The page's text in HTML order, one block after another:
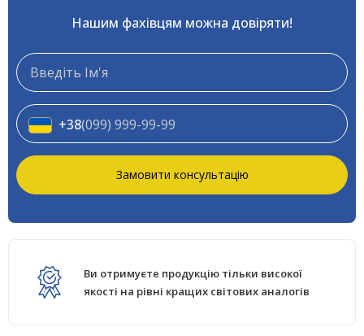
Нашим фахівцям можна довіряти!
+38(099) 999-99-99
Замовити консультацію
Ви отримуєте продукцію тільки високої
якості на рівні кращих світових аналогів